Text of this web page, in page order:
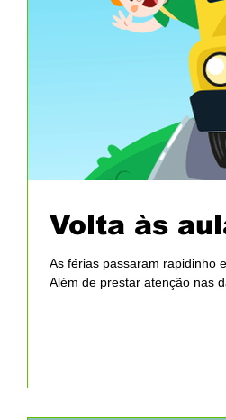
Volta às
As férias passaram rapidinho
Além de prestar atenção nas